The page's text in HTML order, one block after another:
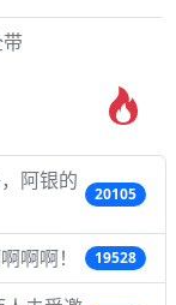
阿银的
20105
啊啊！ 19528